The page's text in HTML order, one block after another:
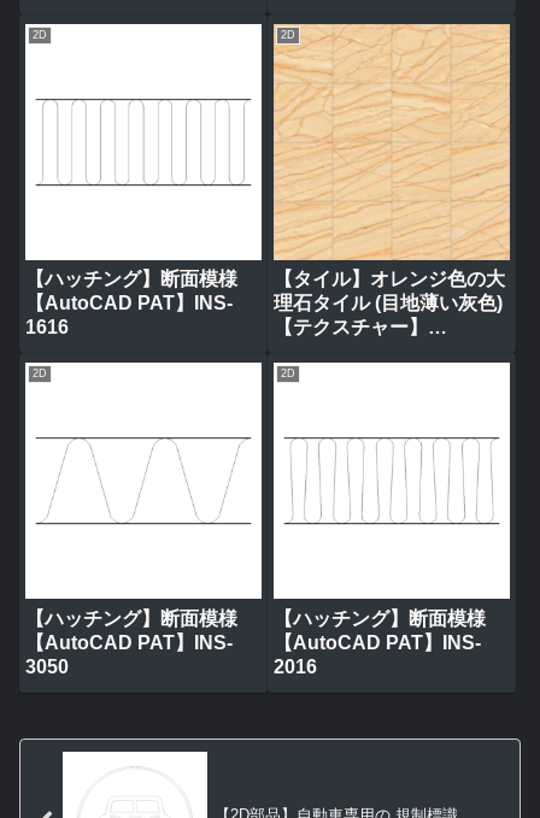
2D
【ハッチング】断面模様
【AutoCAD PAT】INS-
1616
2D
【タイル】オレンジ色の大
理石タイル (目地薄い灰色)
【テクスチャー】
2D
【ハッチング】断面模様
【AutoCAD PAT】INS-
3050
2D
【ハッチング】断面模様
【AutoCAD PAT】INS-
2016